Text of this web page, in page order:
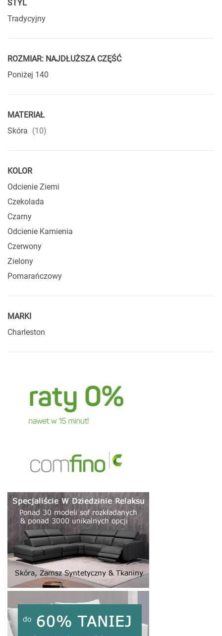
STYL
Tradycyjny
ROZMIAR: NAJDŁUŻSZA CZĘŚĆ
Poniżej 140
MATERIAŁ
Skóra
10produkty
KOLOR
Odcienie Ziemi
Czekolada
Czarny
Odcienie Kamienia
Czerwony
Zielony
Pomarańczowy
MARKI
Charleston